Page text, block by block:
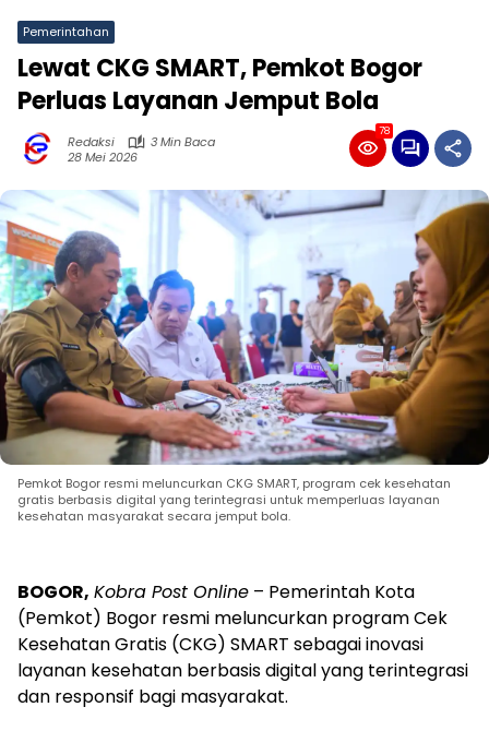
Pemerintahan
Lewat CKG SMART, Pemkot Bogor
Perluas Layanan Jemput Bola
Redaksi
3 Min Baca
28 Mei 2026
78
Pemkot Bogor resmi meluncurkan CKG SMART, program cek kesehatan
gratis berbasis digital yang terintegrasi untuk memperluas layanan
kesehatan masyarakat secara jemput bola.
BOGOR, Kobra Post Online – Pemerintah Kota
(Pemkot) Bogor resmi meluncurkan program Cek
Kesehatan Gratis (CKG) SMART sebagai inovasi
layanan kesehatan berbasis digital yang terintegrasi
dan responsif bagi masyarakat.